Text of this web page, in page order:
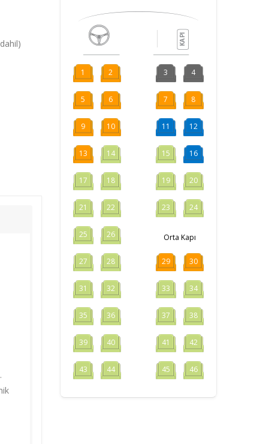
1 2 3 4
5 6 7 8
9 10 11 12
13 14 15 16
17 18 19 20
21 22 23 24
25 26 Orta Kapı
27 28 29 30
31 32 33 34
35 36 37 38
39 40 41 42
43 44 45 46